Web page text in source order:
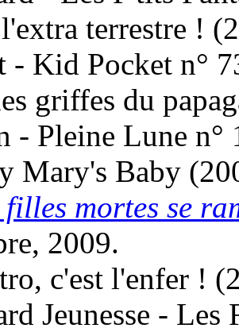
terrestre !
- Kid Pocket n°
griffes du
- Pleine Lune n°
Mary's Baby
filles mortes se
2009.
c'est l'enfer !
Jeunesse - Les